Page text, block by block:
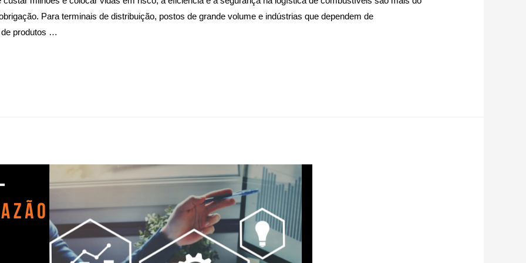
Para terminais de distribuição, postos de grande volume e indústrias que dependem de
produtos …